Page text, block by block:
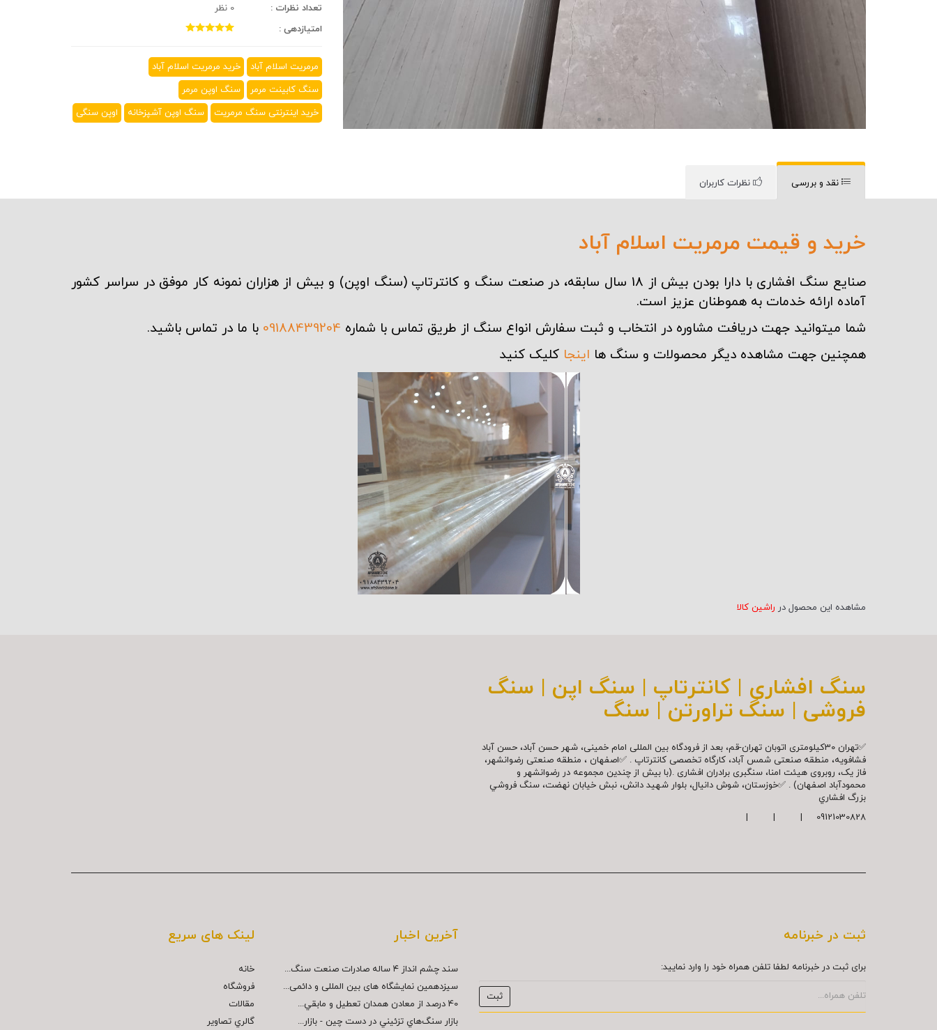
تعداد نظرات :
0 نظر
امتیازدهی :
مرمریت اسلام آباد
خرید مرمریت اسلام آباد
سنگ کابینت مرمر
سنگ اوپن مرمر
خرید اینترنتی سنگ مرمریت
سنگ اوپن آشپزخانه اوپن سنگی
نقد و بررسی نظرات کاربران
خرید و قیمت مرمریت اسلام آباد
صنایع سنگ افشاری با دارا بودن بیش از 18 سال سابقه، در صنعت سنگ و کانترتاپ (سنگ اوپن) و بیش از هزاران نمونه کار موفق در سراسر کشور
آماده ارائه خدمات به هموطنان عزیز است.
شما میتوانید جهت دریافت مشاوره در انتخاب و ثبت سفارش انواع سنگ از طریق تماس با شماره 09188439204 با ما در تماس باشید.
همچنین جهت مشاهده دیگر محصولات و سنگ ها اینجا کلیک کنید
مشاهده این محصول در راشین کالا
سنگ افشاری | کانترتاپ | سنگ اپن | سنگ
فروشی | سنگ تراورتن | سنگ
✅تهران 30کیلومتری اتوبان تهران-قم، بعد از فرودگاه بین المللی امام خمینی، شهر حسن آباد، حسن آباد
فشافویه، منطقه صنعتی شمس آباد، کارگاه تخصصی کانترتاپ . ✅اصفهان ، منطقه صنعتی رضوانشهر،
فاز یک، روبروی هیئت امنا، سنگبری برادران افشاری .(با بیش از چندین مجموعه در رضوانشهر و
محمودآباد اصفهان) . ✅خوزستان، شوش دانیال، بلوار شهيد دانش، نبش خیابان نهضت، سنگ فروشي
بزرگ افشاري
09121030828 | | |
لینک های سریع
خانه
فروشگاه
مقالات
گالري تصاوير
آخرین اخبار
سند چشم انداز ۴ ساله صادرات صنعت سنگ...
سیزدهمین نمایشگاه های بین المللی و دائمی...
40 درصد از معادن همدان تعطيل و مابقي...
بازار سنگ‌هاي تزئيني در دست چين - بازار...
ثبت در خبرنامه
برای ثبت در خبرنامه لطفا تلفن همراه خود را وارد نمایید: